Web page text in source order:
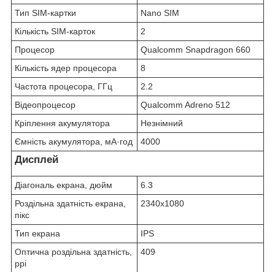
Тип SIM-картки
Nano SIM
Кількість SIM-карток
2
Процесор
Qualcomm Snapdragon 660
Кількість ядер процесора
8
Частота процесора, ГГц
2.2
Відеопроцесор
Qualcomm Adreno 512
Кріплення акумулятора
Незнімний
Ємність акумулятора, мА·год
4000
Дисплей
Діагональ екрана, дюйм
6.3
Роздільна здатність екрана,
пікс
2340x1080
Тип екрана
IPS
Оптична роздільна здатність,
ppi
409